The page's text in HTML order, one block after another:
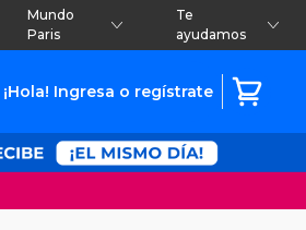
Mundo
Paris
Te
ayudamos
¡Hola! Ingresa o regístrate